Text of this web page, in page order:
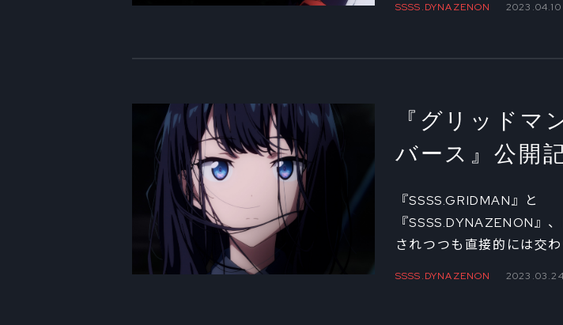
ターのデザインや描写につ
込んで語ってもらった。
SSSS.DYNAZENON 2023.04.10
『グリッドマ
バース』公開
督・雨宮哲×キ
ターデザイン
勝スペシャル
『SSSS.GRIDMAN』と
『SSSS.DYNAZENON』
されつつも直接的には交わ
SSSS.DYNAZENON 2023.03.24